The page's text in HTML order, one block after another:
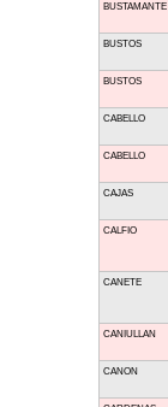
BUSTAMANTE
BUSTOS
BUSTOS
CABELLO
CABELLO
CAJAS
CALFIO
CANETE
CANIULLAN
CANON